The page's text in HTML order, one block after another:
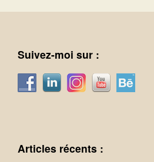
Suivez-moi sur :
Articles récents :